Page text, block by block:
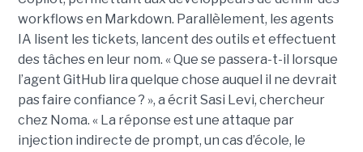
workflows en Markdown. Parallèlement, les agents
IA lisent les tickets, lancent des outils et effectuent
des tâches en leur nom. « Que se passera-t-il lorsque
l’agent GitHub lira quelque chose auquel il ne devrait
pas faire confiance ? », a écrit Sasi Levi, chercheur
chez Noma. « La réponse est une attaque par
injection indirecte de prompt, un cas d’école, le